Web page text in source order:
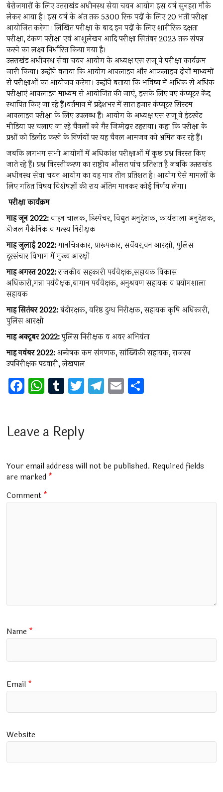
बेरोजगारों के लिए उत्तराखंड अधीनस्थ सेवा चयन आयोग इस वर्ष सुनहरा मौके
लेकर आया है। इस वर्ष के अंत तक 5300 रिक्त पदों के लिए 20 भर्ती परीक्षा
आयोजित करेगा। लिखित परीक्षा के बाद इन पदों के लिए शारीरिक दक्षता
परीक्षा, टंकण परीक्षा एवं आशुलेखन आदि परीक्षा सितंबर 2023 तक संपन्न
करने का लक्ष्य निर्धारित किया गया है।
उत्तराखंड अधीनस्थ सेवा चयन आयोग के अध्यक्ष एस राजू ने परीक्षा कार्यक्रम
जारी किया। उन्होंने बताया कि आयोग आनलाइन और आफलाइन दोनों माध्यमों
से परीक्षाओं का आयोजन करेगा। उन्होंने बताया कि भविष्य में अधिक से अधिक
परीक्षाएं आनलाइन माध्यम से आयोजित की जाएं, इसके लिए नए कंप्यूटर केंद्र
स्थापित किए जा रहे हैं।वर्तमान में प्रदेशभर में सात हजार कंप्यूटर सिस्टम
आनलाइन परीक्षा के लिए उपलब्ध हैं। आयोग के अध्यक्ष एस राजू ने इंटरनेट
मीडिया पर चलाए जा रहे चैनलों को गैर जिम्मेदार ठहराया। कहा कि परीक्षा के
प्रश्नों को डिलीट करने के निर्णयों पर यह चैनल आमजन को भ्रमित कर रहे हैं।
जबकि लगभग सभी आयोगों में अधिकांश परीक्षाओं में कुछ प्रश्न निरस्त किए
जाते रहे हैं। प्रश्न निरस्तीकरण का राष्ट्रीय औसत पांच प्रतिशत है जबकि उत्तराखंड
अधीनस्थ सेवा चयन आयोग का यह मात्र तीन प्रतिशत है। आयोग ऐसे मामलों के
लिए गठित विषय विशेषज्ञों की राय अंतिम मानकर कोई निर्णय लेगा।
परीक्षा कार्यक्रम
माह जून 2022:वाहन चालक, डिस्पेचर, विद्युत अनुदेशक, कार्यशाला अनुदेशक,
डीजल मैकेनिक व मत्स्य निरीक्षक
माह जुलाई 2022:मानचित्रकार, प्रारूपकार, सर्वेयर,वन आरक्षी, पुलिस
दूरसंचार विभाग में मुख्य आरक्षी
माह अगस्त 2022:राजकीय सहकारी पर्यवेक्षक,सहायक विकास
अधिकारी,गन्ना पर्यवेक्षक,बागान पर्यवेक्षक, अनुश्रवण सहायक व प्रयोगशाला
सहायक
माह सितंबर 2022:बंदीरक्षक, वरिष्ठ दुग्ध निरीक्षक, सहायक कृषि अधिकारी,
पुलिस आरक्षी
माह अक्टूबर 2022:पुलिस निरीक्षक व अवर अभियंता
माह नवंबर 2022:अन्वेषक कम संगणक, सांख्यिकी सहायक, राजस्व
उपनिरीक्षक पटवारी, लेखपाल
F
a
b
o
k
W
h
s
p
p
T
u
bl
T
wi
er
T
el
m
E
m
Leave a Reply
Your email address will not be published. Required fields
are marked *
Comment *
Name *
Email *
Website